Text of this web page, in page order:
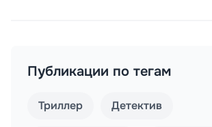
Публикации по тегам
Триллер Детектив